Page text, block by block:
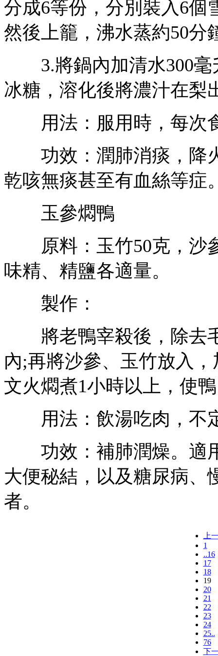
分成6等份，分別裝入6個
然後上籠，沸水蒸約50分
3.將鍋內加清水300毫
冰糖，溶化後將濃汁在梨
用法：服用時，每次
功效：潤肺消痰，降
乾咳無痰甚至有血絲等症
玉參燜鴨
原料：玉竹50克，沙
味精、精鹽各適量。
製作：
將老鴨宰殺後，除去
內;再將沙參、玉竹放入
文火燜煮1小時以上，使
用法：飲湯吃肉，不
功效：補肺潤燥。適
大便秘結，以及糖尿病、
者。
上
1
..16
17
18
19
20
21
22
23
24
25..
76
下